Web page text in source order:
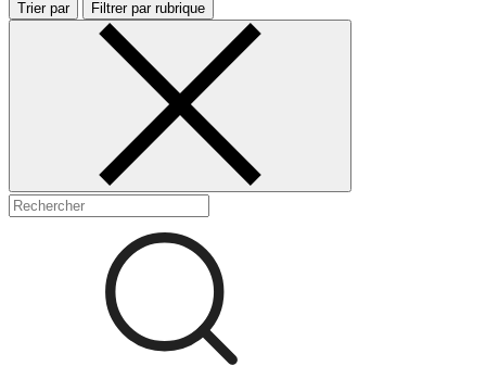
Trier par Filtrer par rubrique